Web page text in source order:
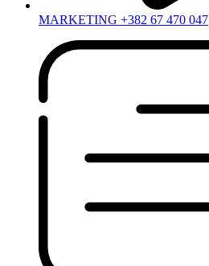
MARKETING +382 67 470 047